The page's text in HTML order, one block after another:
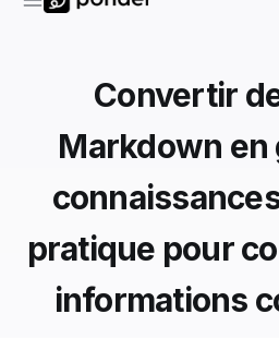
Convertir
Markdown en
pratique pour
informations